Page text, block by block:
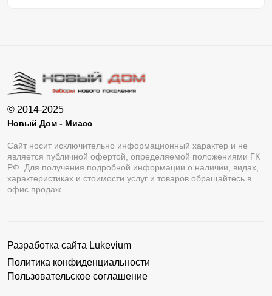
© 2014-2025
Новый Дом - Миасс
Сайт носит исключительно информационный характер и не
является публичной офертой, определяемой положениями ГК
РФ. Для получения подробной информации о наличии, видах,
характеристиках и стоимости услуг и товаров обращайтесь в
офис продаж.
Разработка сайта Lukevium
Политика конфиденциальности
Пользовательское соглашение